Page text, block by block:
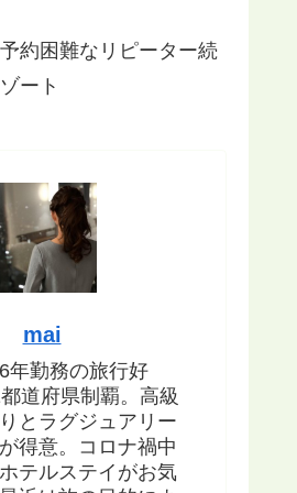
約困難なリピーター続
ート
mai
年勤務の旅行好
道府県制覇。高級
とラグジュアリー
得意。コロナ禍中
テルステイがお気